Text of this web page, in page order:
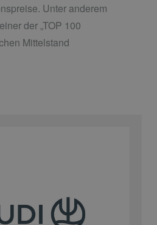
Unter anderem
der „TOP 100
Mittelstand